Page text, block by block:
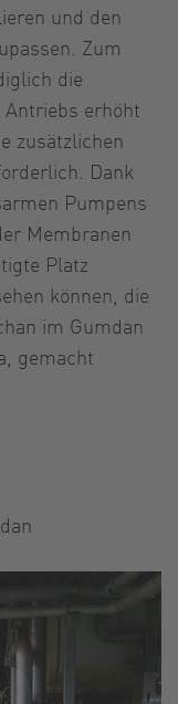
und den
Zum
die
erhöht
zusätzlichen
Dank
Pumpens
Membranen
Platz
können, die
im Gumdan
gemacht